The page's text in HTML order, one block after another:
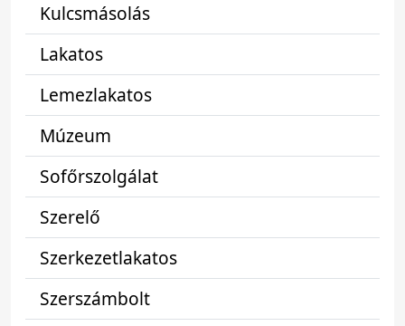
Kulcsmásolás
Lakatos
Lemezlakatos
Múzeum
Sofőrszolgálat
Szerelő
Szerkezetlakatos
Szerszámbolt